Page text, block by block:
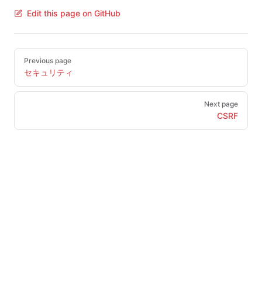
Edit this page on GitHub
Pager
Previous page
セキュリティ
Next page
CSRF